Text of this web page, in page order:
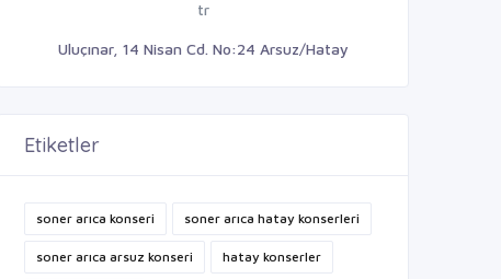
tr
Uluçınar, 14 Nisan Cd. No:24 Arsuz/Hatay
Etiketler
soner arıca konseri soner arıca hatay konserleri
soner arıca arsuz konseri hatay konserler